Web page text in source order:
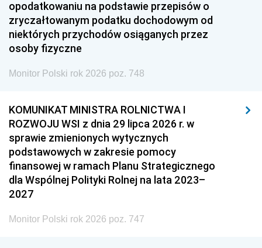
opodatkowaniu na podstawie przepisów o
zryczałtowanym podatku dochodowym od
niektórych przychodów osiąganych przez
osoby fizyczne
Monitor Polski rok 2026 poz. 748
KOMUNIKAT MINISTRA ROLNICTWA I
ROZWOJU WSI z dnia 29 lipca 2026 r. w
sprawie zmienionych wytycznych
podstawowych w zakresie pomocy
finansowej w ramach Planu Strategicznego
dla Wspólnej Polityki Rolnej na lata 2023–
2027
Monitor Polski rok 2026 poz. 747